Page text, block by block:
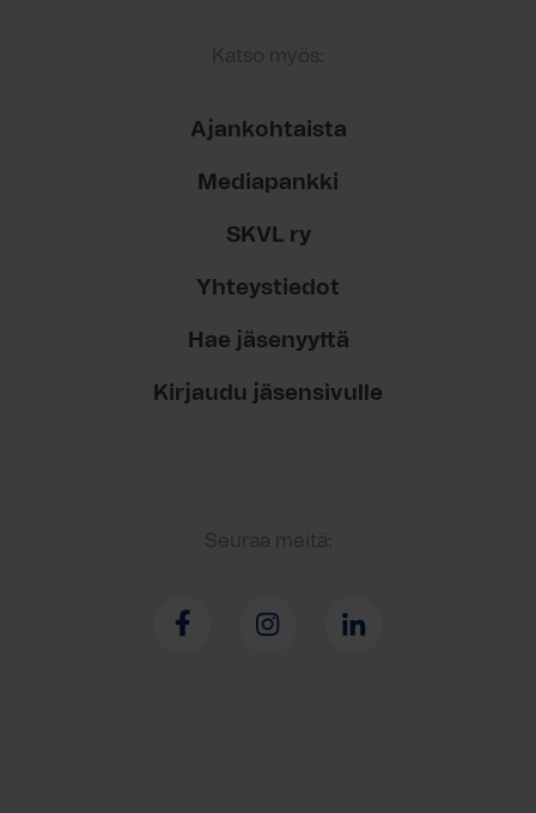
Katso myös:
Ajankohtaista
Mediapankki
SKVL ry
Yhteystiedot
Hae jäsenyyttä
Kirjaudu jäsensivulle
Seuraa meitä: